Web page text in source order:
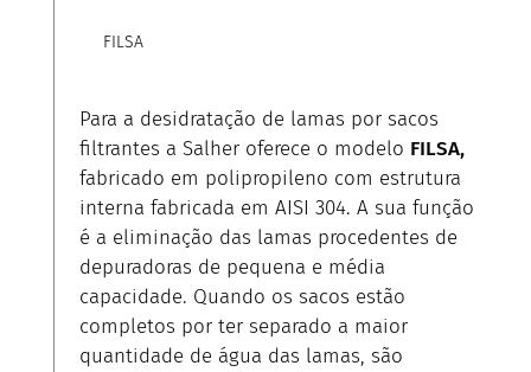
FILSA
Para a desidratação de lamas por sacos
filtrantes a Salher oferece o modelo FILSA,
fabricado em polipropileno com estrutura
interna fabricada em AISI 304. A sua função
é a eliminação das lamas procedentes de
depuradoras de pequena e média
capacidade. Quando os sacos estão
completos por ter separado a maior
quantidade de água das lamas, são